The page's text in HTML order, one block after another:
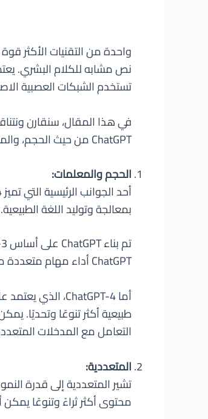
تستخدم الشبكات العصبية
ChatGPT من حيث الحجم، والمتعددية، والدقة، والأمان.
الحجم والمعلمات:
بمعالجة وتوليد اللغة
ChatGPT أداء مهام متعددة مثل توليد النصوص، وترجمة اللغة، وملخص النصوص، والإجابة عن الأسئلة، والدردشة، وتوليد المحتوى التلقائي.
التعامل مع المدخلات
المتعددية:
تشير المتعددية إلى قدرة
محتوى أكثر ثراءً وتنوعًا